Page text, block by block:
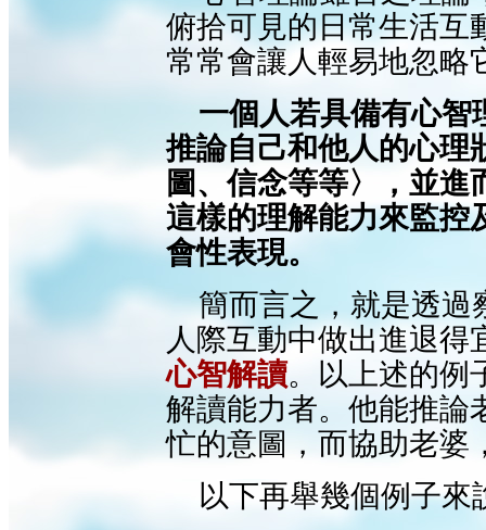
俯拾可見的日常生活互
常常會讓人輕易地忽略
一個人若具備有心智
推論自己和他人的心理
圖、信念等等〉，並
這樣的理解能力來監控
會性表現。
簡而言之，就是透過
人際互動中做出進退得
心智解讀。以上述的例
解讀能力者。他能推論
忙的意圖，而協助老婆
以下再舉幾個例子來